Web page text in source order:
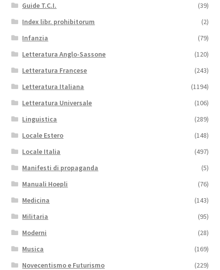
Guide T.C.I.
(39)
Index libr. prohibitorum
(2)
Infanzia
(79)
Letteratura Anglo-Sassone
(120)
Letteratura Francese
(243)
Letteratura Italiana
(1194)
Letteratura Universale
(106)
Linguistica
(289)
Locale Estero
(148)
Locale Italia
(497)
Manifesti di propaganda
(5)
Manuali Hoepli
(76)
Medicina
(143)
Militaria
(95)
Moderni
(28)
Musica
(169)
Novecentismo e Futurismo
(229)